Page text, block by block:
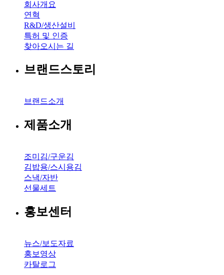
회사개요
연혁
R&D/생산설비
특허 및 인증
찾아오시는 길
브랜드스토리
브랜드소개
제품소개
조미김/구운김
김밥용/스시용김
스낵/자반
선물세트
홍보센터
뉴스/보도자료
홍보영상
카탈로그